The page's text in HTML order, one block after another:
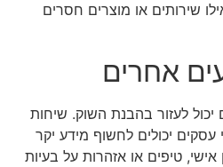
שירותים או מוצרים חסרים
אחרים
יכול לעזור בהבנת השוק. שיחות
יכולים לחשוף מידע יקר
אישי, טיפים או אזהרות על בעיות